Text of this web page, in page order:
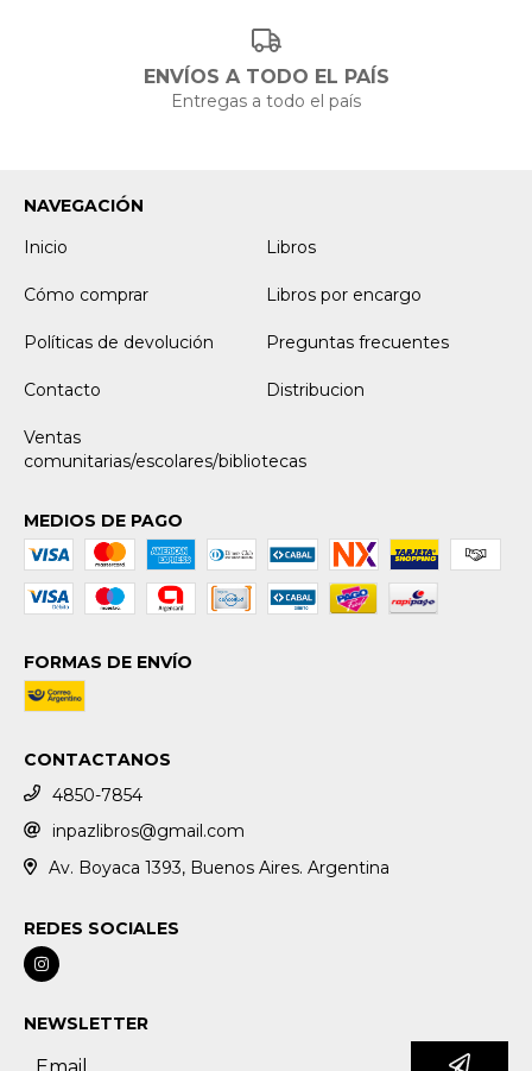
ENVÍOS A TODO EL PAÍS
Entregas a todo el país
NAVEGACIÓN
Inicio
Libros
Cómo comprar Libros por encargo
Políticas de devolución Preguntas frecuentes
Contacto Distribucion
Ventas
comunitarias/escolares/bibliotecas
MEDIOS DE PAGO
FORMAS DE ENVÍO
CONTACTANOS
4850-7854
inpazlibros@gmail.com
Av. Boyaca 1393, Buenos Aires. Argentina
REDES SOCIALES
NEWSLETTER